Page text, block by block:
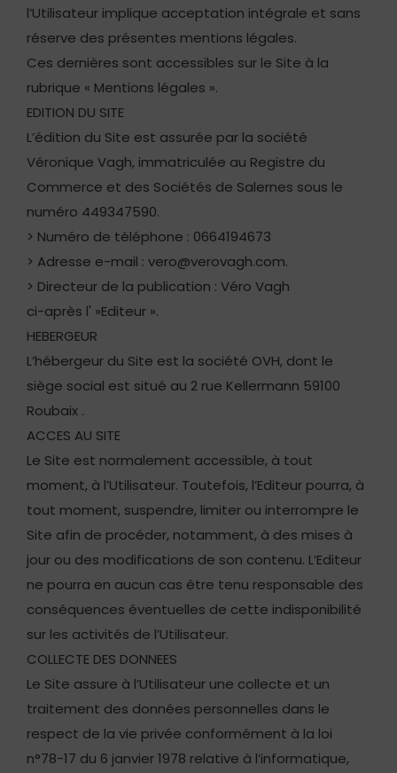
l’Utilisateur implique acceptation intégrale et sans
réserve des présentes mentions légales.
Ces dernières sont accessibles sur le Site à la
rubrique « Mentions légales ».
EDITION DU SITE
L’édition du Site est assurée par la société
Véronique Vagh, immatriculée au Registre du
Commerce et des Sociétés de Salernes sous le
numéro 449347590.
> Numéro de téléphone : 0664194673
> Adresse e-mail : vero@verovagh.com.
> Directeur de la publication : Véro Vagh
ci-après l' »Editeur ».
HEBERGEUR
L’hébergeur du Site est la société OVH, dont le
siège social est situé au 2 rue Kellermann 59100
Roubaix .
ACCES AU SITE
Le Site est normalement accessible, à tout
moment, à l’Utilisateur. Toutefois, l’Editeur pourra, à
tout moment, suspendre, limiter ou interrompre le
Site afin de procéder, notamment, à des mises à
jour ou des modifications de son contenu. L’Editeur
ne pourra en aucun cas être tenu responsable des
conséquences éventuelles de cette indisponibilité
sur les activités de l’Utilisateur.
COLLECTE DES DONNEES
Le Site assure à l’Utilisateur une collecte et un
traitement des données personnelles dans le
respect de la vie privée conformément à la loi
n°78-17 du 6 janvier 1978 relative à l’informatique,